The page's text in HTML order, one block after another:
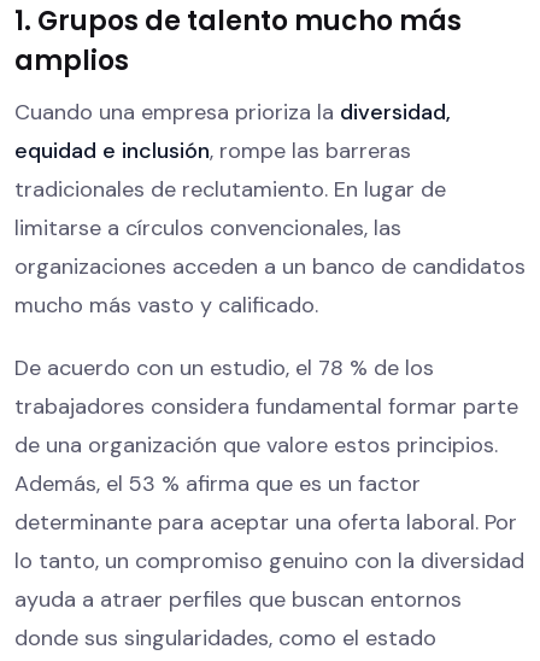
1. Grupos de talento mucho más
amplios
Cuando una empresa prioriza la diversidad,
equidad e inclusión, rompe las barreras
tradicionales de reclutamiento. En lugar de
limitarse a círculos convencionales, las
organizaciones acceden a un banco de candidatos
mucho más vasto y calificado.
De acuerdo con un estudio, el 78 % de los
trabajadores considera fundamental formar parte
de una organización que valore estos principios.
Además, el 53 % afirma que es un factor
determinante para aceptar una oferta laboral. Por
lo tanto, un compromiso genuino con la diversidad
ayuda a atraer perfiles que buscan entornos
donde sus singularidades, como el estado